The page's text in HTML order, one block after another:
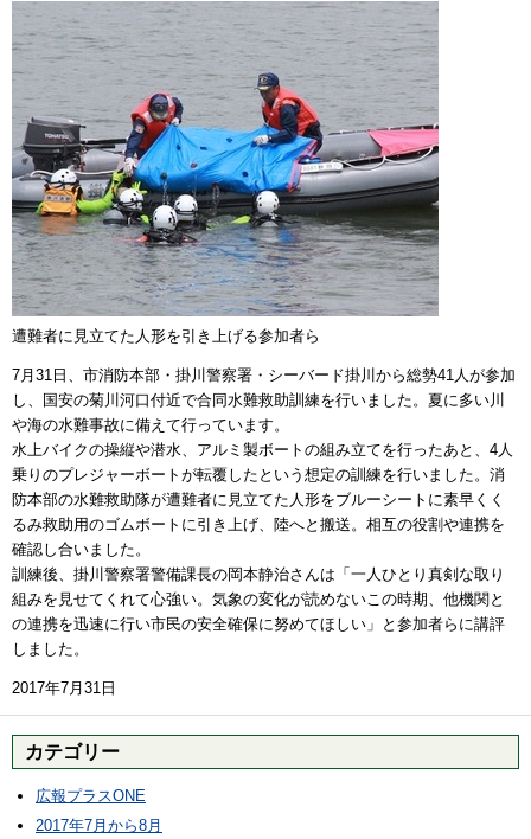
遭難者に見立てた人形を引き上げる参加者ら
7月31日、市消防本部・掛川警察署・シーバード掛川から総勢41人が参加
し、国安の菊川河口付近で合同水難救助訓練を行いました。夏に多い川
や海の水難事故に備えて行っています。
水上バイクの操縦や潜水、アルミ製ボートの組み立てを行ったあと、4人
乗りのプレジャーボートが転覆したという想定の訓練を行いました。消
防本部の水難救助隊が遭難者に見立てた人形をブルーシートに素早くく
るみ救助用のゴムボートに引き上げ、陸へと搬送。相互の役割や連携を
確認し合いました。
訓練後、掛川警察署警備課長の岡本静治さんは「一人ひとり真剣な取り
組みを見せてくれて心強い。気象の変化が読めないこの時期、他機関と
の連携を迅速に行い市民の安全確保に努めてほしい」と参加者らに講評
しました。
2017年7月31日
カテゴリー
広報プラスONE
2017年7月から8月